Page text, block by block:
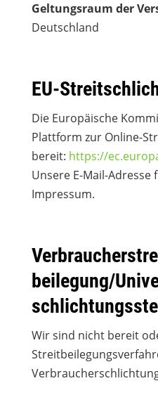
Geltungsraum der
Deutschland
EU-
Die Europäische
Plattform zur Online-
bereit: https://
Unsere E-Mail-Adresse
Impressum.
beilegung/
Wir sind nicht bereit